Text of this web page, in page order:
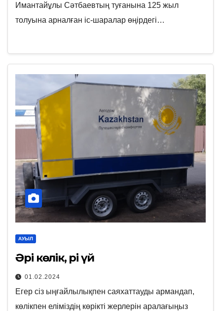
Имантайұлы Сәтбаевтың туғанына 125 жыл
толуына арналған іс-шаралар өңірдегі…
АУЫЛ
Әрі көлік, әрі үй
01.02.2024
Егер сіз ыңғайлылықпен саяхаттауды армандап,
көлікпен еліміздің көрікті жерлерін аралағыңыз